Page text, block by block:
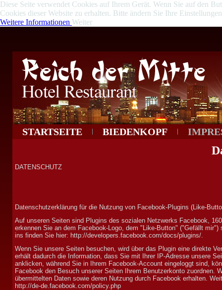
Diese Seite verwendet Cookies auf Ihrem Gerät. Wenn Sie auf den
Cookies dieser Website zu erhalten. Bitte ändern Sie Ihre
Weitere Informationen Weiter
STARTSEITE BIEDENKOPF
DATENSCHUTZ
Datenschutzerklärung für die Nutzung von Facebook-Plugins (Like-
Auf unseren Seiten sind Plu­gins des sozia­len Netz­werks Face­book,
er­ken­nen Sie an dem Face­book-Logo, dem "Like-But­ton" ("Gefällt
ins fin­den Sie hier: http://developers.facebook.com/docs/plugins/.
Wenn Sie un­sere Seiten be­su­chen, wird über das Plug­in eine direkte
erhält da­durch die In­for­ma­tion, dass Sie mit Ihrer IP-Adresse unsere
an­klicken, währ­end Sie in Ihrem Face­book-Ac­count ein­ge­loggt sind,
Face­book den Besuch unserer Seiten Ihrem Benut­zer­kon­to zu­ord­nen.
über­mit­tel­ten Daten sowie deren Nutz­ung durch Face­book er­hal­ten.
http://de-de.facebook.com/policy.php